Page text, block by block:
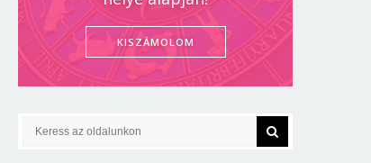
KISZÁMOLOM